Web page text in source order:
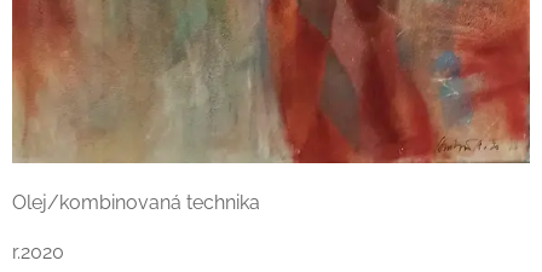
Olej/kombinovaná technika
r.2020